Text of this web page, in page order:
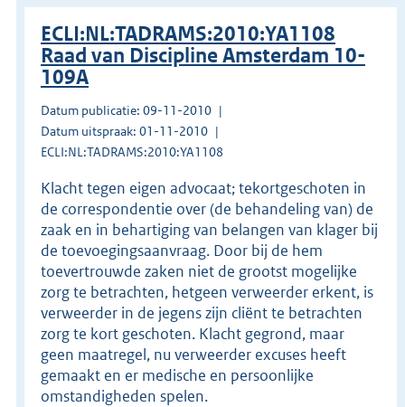
ECLI:NL:TADRAMS:2010:YA1108
Raad van Discipline Amsterdam 10-
109A
Datum publicatie: 09-11-2010
Datum uitspraak: 01-11-2010
ECLI:NL:TADRAMS:2010:YA1108
Klacht tegen eigen advocaat; tekortgeschoten in
de correspondentie over (de behandeling van) de
zaak en in behartiging van belangen van klager bij
de toevoegingsaanvraag. Door bij de hem
toevertrouwde zaken niet de grootst mogelijke
zorg te betrachten, hetgeen verweerder erkent, is
verweerder in de jegens zijn cliënt te betrachten
zorg te kort geschoten. Klacht gegrond, maar
geen maatregel, nu verweerder excuses heeft
gemaakt en er medische en persoonlijke
omstandigheden spelen.